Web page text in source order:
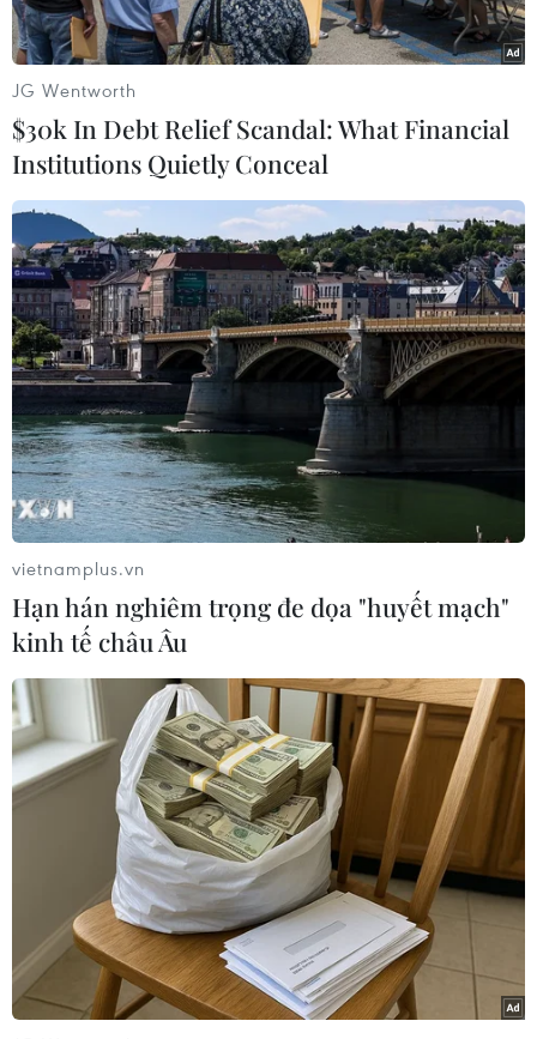
Tối 11/12, Nhà hát Lớn phối hợp Viện Pháp tại Hà Nội tổ chức
đêm nhạc Việt Nam-Pháp nhân kỷ niệm 110 năm Nhà hát Lớn.
Chương trình biểu diễn nghệ thuật Huyền thoại Opera có sự
tham gia của 110 nghệ sỹ gồm Mỹ Linh, nghệ sĩ đa tài David
Kenjah đến từ nước Pháp, ca sỹ Vũ Thắng Lợi, Đào Tố Loan,…
cùng Dàn nhạc Giao hưởng, Nhà hát Nhạc Vũ kịch Việt Nam
để lại những ấn tượng đặc biệt dưới sự chỉ huy của nhạc
trưởng Đồng Quang Vinh và bàn tay của tổng đạo diễn Chu
Anh Hùng. (Ảnh: PV/Vietnam+)
Nhà hát Lớn Hà Nội là nơi Quốc hội đầu tiên của nước Việt
Nam độc lập nhóm họp và thông qua Hiến pháp năm 1946,
bản Hiến pháp đầu tiên của nước Việt Nam Dân chủ Cộng hòa;
ngày 24/11/1946 Chủ tịch Hồ Chí Minh đã tới dự Hội nghị Văn
JG Wentworth
$30k In Debt Relief Scandal: What Financial
Institutions Quietly Conceal
vietnamplus.vn
Hạn hán nghiêm trọng đe dọa "huyết mạch"
kinh tế châu Âu